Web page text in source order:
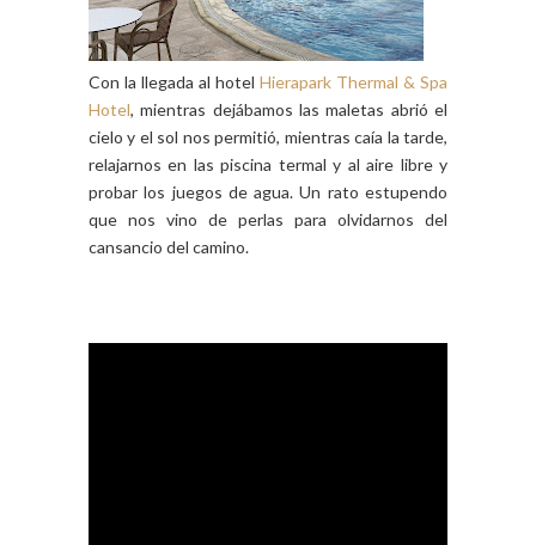
Con la llegada al hotel Hierapark Thermal & Spa
Hotel, mientras dejábamos las maletas abrió el
cielo y el sol nos permitió, mientras caía la tarde,
relajarnos en las piscina termal y al aire libre y
probar los juegos de agua. Un rato estupendo
que nos vino de perlas para olvidarnos del
cansancio del camino.